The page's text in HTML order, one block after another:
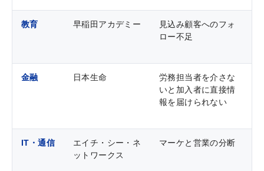
教育 早稲田アカデミー
見込み顧客へのフォ
ロー不足
金融 日本生命
労務担当者を介さな
いと加入者に直接情
報を届けられない
IT・通信
エイチ・シー・ネ
ットワークス
マーケと営業の分断